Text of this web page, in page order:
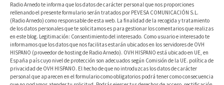
Radio Arnedo te informa que los datos de carácter personal que nos proporciones
rellenando el presente formulario serán tratados por PEVESA COMUNICACIÓN S.L.
(Radio Arnedo) como responsable de esta web. La finalidad de la recogida y tratamiento
de los datos personales que te solicitamos es para gestionar los comentarios que realizas
en este blog. Legitimación: Consentimiento del interesado. Como usuario e interesado te
informamos que los datos que nos facilitas estarán ubicados en los servidores de OVH
HISPANO (proveedor de hosting de Radio Arnedo). OVH HISPANO está ubicado en UE, en
España país cuyo nivel de protección son adecuados según Comisión de la UE. política de
privacidad de OVH HISPANO. El hecho de que no introduzcas los datos de carácter
personal que aparecen en el formulario como obligatorios podrá tener como consecuencia